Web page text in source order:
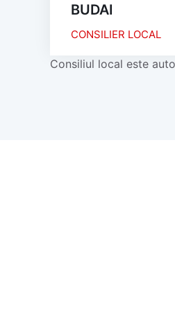
BUDAI
CONSILIER LOCAL
Consiliul local este